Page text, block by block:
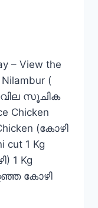
– View the
(
വില സൂചിക
Chicken
(കോഴി
cut 1 Kg
1 Kg
കോഴി